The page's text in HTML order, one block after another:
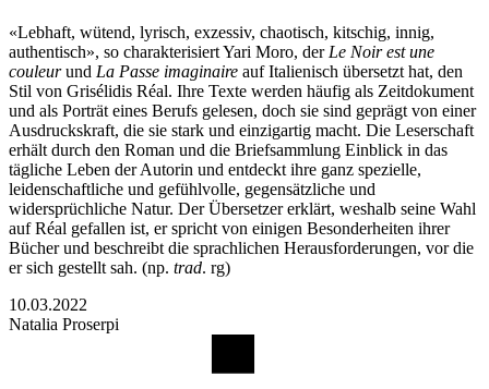
«Lebhaft, wütend, lyrisch, exzessiv, chaotisch, kitschig, innig,
authentisch», so charakterisiert Yari Moro, der Le Noir est une
couleurund La Passe imaginaire auf Italienisch übersetzt hat, den
Stil von Grisélidis Réal. Ihre Texte werden häufig als Zeitdokument
und als Porträt eines Berufs gelesen, doch sie sind geprägt von einer
Ausdruckskraft, die sie stark und einzigartig macht. Die Leserschaft
erhält durch den Roman und die Briefsammlung Einblick in das
tägliche Leben der Autorin und entdeckt ihre ganz spezielle,
leidenschaftliche und gefühlvolle, gegensätzliche und
widersprüchliche Natur. Der Übersetzer erklärt, weshalb seine Wahl
auf Réal gefallen ist, er spricht von einigen Besonderheiten ihrer
Bücher und beschreibt die sprachlichen Herausforderungen, vor die
er sich gestellt sah. (np. trad. rg)
10.03.2022
Natalia Proserpi